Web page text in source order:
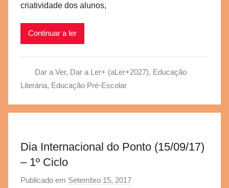
c
criatividade dos alunos,
Continuar a ler
Dar a Ver, Dar a Ler+ (aLer+2027), Educação
Literária, Educação Pré-Escolar
Dia Internacional do Ponto (15/09/17)
– 1º Ciclo
Publicado em Setembro 15, 2017